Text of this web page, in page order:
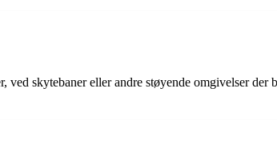
skytebaner eller andre støyende omgivelser der